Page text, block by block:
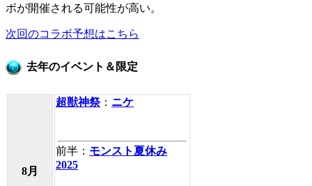
ボが開催される可能性が高い。
次回のコラボ予想はこちら
去年のイベント＆限定
8月
超獣神祭： ニケ
前半： モンスト夏休み
2025